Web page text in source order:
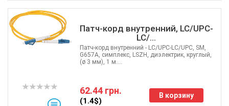
Патч-корд внутренний, LC/UPC-
LC/...
62.44 грн.
(1.4$)
В корзину
Патч-корд внутренний - LC/UPC-LC/UPC, SM,
G657A, симплекс, LSZH, диэлектрик, круглый,
(ø 3 мм), 1 м....